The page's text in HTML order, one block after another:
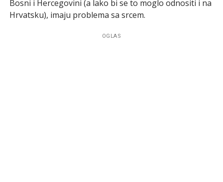
Bosni i Hercegovini (a lako bi se to moglo odnositi i na
Hrvatsku), imaju problema sa srcem.
OGLAS